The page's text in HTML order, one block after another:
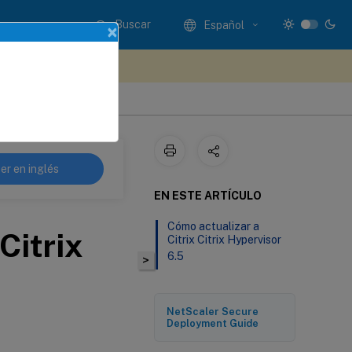
Buscar Español
en inglés
>
EN ESTE ARTÍCULO
Cómo actualizar a
Citrix Citrix Hypervisor
6.5
NetScaler Secure
Deployment Guide
×